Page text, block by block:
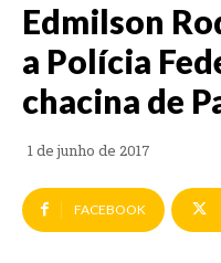
Edmilson
a Polícia
chacina de
1 de junho de 2017
FACEBOOK